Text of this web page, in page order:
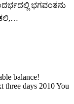
ಭಗವಂತನು
balance!
three days 2010 You